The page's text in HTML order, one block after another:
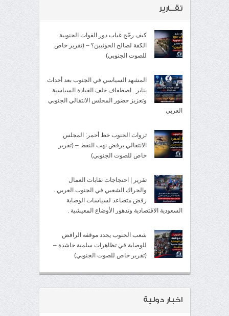
تقــارير
كيف رجّح غياب دور القوات الجنوبية
الكفة لصالح الحوثيين؟ – (تقرير خاص
للصوت الجنوبي)
المشهد السياسي في الجنوب بعد أحداث
يناير.. اصطفاف خلف القيادة السياسية
وتعزيز حضور المجلس الانتقالي الجنوبي
العربي
ثروات الجنوب خط أحمر: المجلس
الانتقالي يرفض نهب النفط – (تقرير
خاص للصوت الجنوبي)
تقرير | احتجاجات نقابات العمال
والحراك الشعبي في الجنوب العربي..
رفض متصاعد لسياسات الوصاية
السعودية الاقتصادية وتدهور الأوضاع المعيشية .
شعب الجنوب يجدد موقفه الرافض
للوصاية في تظاهرات سلمية حاشدة –
(تقرير خاص للصوت الجنوبي)
اخبار دولية